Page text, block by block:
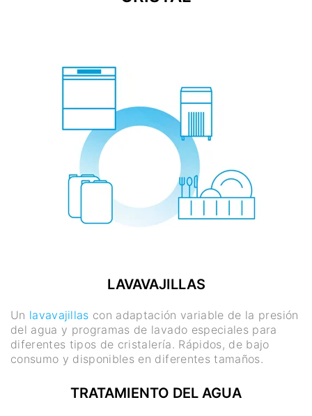
LAVAVAJILLAS
Un lavavajillas con adaptación variable de la presión
del agua y programas de lavado especiales para
diferentes tipos de cristalería. Rápidos, de bajo
consumo y disponibles en diferentes tamaños.
TRATAMIENTO DEL AGUA